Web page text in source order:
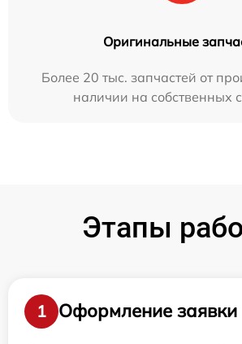
Оригинальные
Более 20 тыс. запчастей от
наличии на собственных
Этапы
1
Оформление заявки